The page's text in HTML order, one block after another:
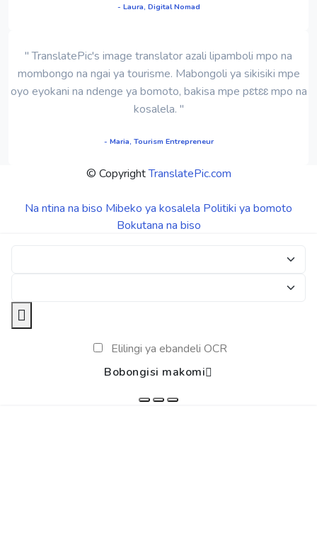
- Laura, Digital Nomad
" TranslatePic's image translator azali lipamboli mpo na
mombongo na ngai ya tourisme. Mabongoli ya sikisiki mpe
oyo eyokani na ndenge ya bomoto, bakisa mpe pɛtɛɛ mpo na
kosalela. "
- Maria, Tourism Entrepreneur
© CopyrightTranslatePic.com
Na ntina na biso Mibeko ya kosalela Politiki ya bomoto
Bokutana na biso
Elilingi ya ebandeli OCR
Bobongisi makomi